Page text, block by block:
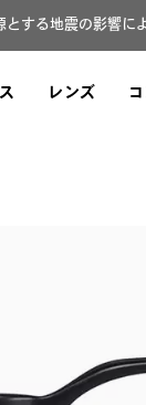
とする地震の影響に
レンズ